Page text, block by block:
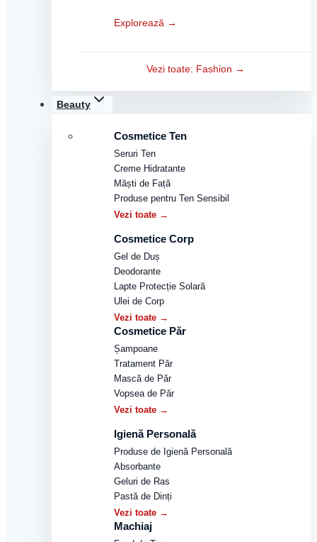
Explorează →
Vezi toate: Fashion →
Beauty
Cosmetice Ten
Seruri Ten
Creme Hidratante
Măști de Față
Produse pentru Ten Sensibil
Vezi toate →
Cosmetice Corp
Gel de Duș
Deodorante
Lapte Protecție Solară
Ulei de Corp
Vezi toate →
Cosmetice Păr
Șampoane
Tratament Păr
Mască de Păr
Vopsea de Păr
Vezi toate →
Igienă Personală
Produse de Igienă Personală
Absorbante
Geluri de Ras
Pastă de Dinți
Vezi toate →
Machiaj